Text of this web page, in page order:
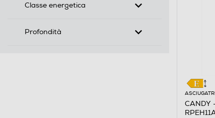
Classe energetica
Profondità
CANDY